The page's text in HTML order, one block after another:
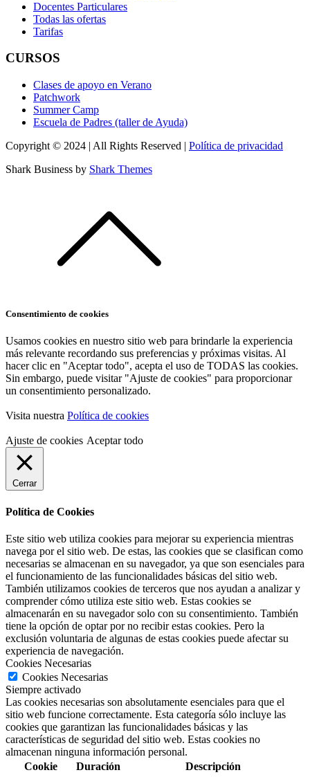
Docentes Particulares
Todas las ofertas
Tarifas
CURSOS
Clases de apoyo en Verano
Patchwork
Summer Camp
Escuela de Padres (taller de Ayuda)
Copyright © 2024 | All Rights Reserved | Política de privacidad
Shark Business by Shark Themes
Consentimiento de cookies
Usamos cookies en nuestro sitio web para brindarle la experiencia
más relevante recordando sus preferencias y próximas visitas. Al
hacer clic en "Aceptar todo", acepta el uso de TODAS las cookies.
Sin embargo, puede visitar "Ajuste de cookies" para proporcionar
un consentimiento personalizado.
Visita nuestra Política de cookies
Ajuste de cookies Aceptar todo
Cerrar
Política de Cookies
Este sitio web utiliza cookies para mejorar su experiencia mientras
navega por el sitio web. De estas, las cookies que se clasifican como
necesarias se almacenan en su navegador, ya que son esenciales para
el funcionamiento de las funcionalidades básicas del sitio web.
También utilizamos cookies de terceros que nos ayudan a analizar y
comprender cómo utiliza este sitio web. Estas cookies se
almacenarán en su navegador solo con su consentimiento. También
tiene la opción de optar por no recibir estas cookies. Pero la
exclusión voluntaria de algunas de estas cookies puede afectar su
experiencia de navegación.
Cookies Necesarias
Cookies Necesarias
Siempre activado
Las cookies necesarias son absolutamente esenciales para que el
sitio web funcione correctamente. Esta categoría sólo incluye las
cookies que garantizan las funcionalidades básicas y las
características de seguridad del sitio web. Estas cookies no
almacenan ninguna información personal.
Cookie
Duración
Descripción